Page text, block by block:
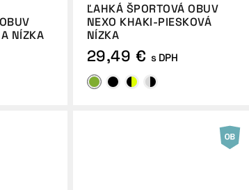
NÍZKA
ĽAHKÁ ŠPORTOVÁ OBUV
NEXO KHAKI-PIESKOVÁ
NÍZKA
29,49 € s DPH